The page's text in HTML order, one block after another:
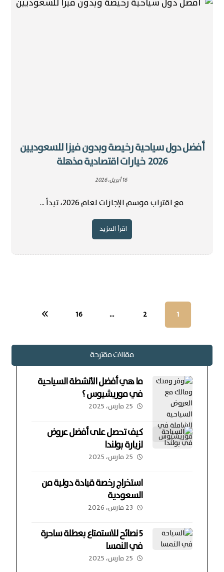
أفضل دول سياحية رخيصة وبدون فيزا للسعوديين
2026 خيارات اقتصادية مذهلة
16 أبريل، 2026
مع اقتراب موسم الإجازات لعام 2026، تبدأ ...
اقرأ المزيد
1
2
…
16
مقالات مقترحة
ما هي أفضل الأنشطة السياحية
في موريشيوس ؟
25 مارس، 2025
كيف تحصل على أفضل عروض
لزيارة بولندا
25 مارس، 2025
استخراج رخصة قيادة دولية من
السعودية
23 مارس، 2026
5 نصائح للاستمتاع بعطلة ساحرة
في النمسا
25 مارس، 2025